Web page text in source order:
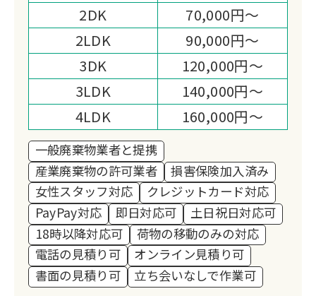
2DK
70,000円～
2LDK
90,000円～
3DK
120,000円～
3LDK
140,000円～
4LDK
160,000円～
一般廃棄物業者と提携
産業廃棄物の許可業者
損害保険加入済み
女性スタッフ対応
クレジットカード対応
PayPay対応
即日対応可
土日祝日対応可
18時以降対応可
荷物の移動のみの対応
電話の見積り可
オンライン見積り可
書面の見積り可
立ち会いなしで作業可